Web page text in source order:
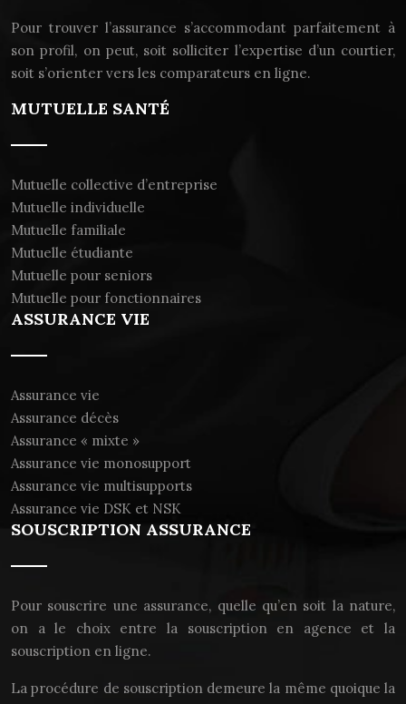
Pour trouver l’assurance s’accommodant parfaitement à
son profil, on peut, soit solliciter l’expertise d’un courtier,
soit s’orienter vers les comparateurs en ligne.
MUTUELLE SANTÉ
Mutuelle collective d’entreprise
Mutuelle individuelle
Mutuelle familiale
Mutuelle étudiante
Mutuelle pour seniors
Mutuelle pour fonctionnaires
ASSURANCE VIE
Assurance vie
Assurance décès
Assurance « mixte »
Assurance vie monosupport
Assurance vie multisupports
Assurance vie DSK et NSK
SOUSCRIPTION ASSURANCE
Pour souscrire une assurance, quelle qu’en soit la nature,
on a le choix entre la souscription en agence et la
souscription en ligne.
La procédure de souscription demeure la même quoique la